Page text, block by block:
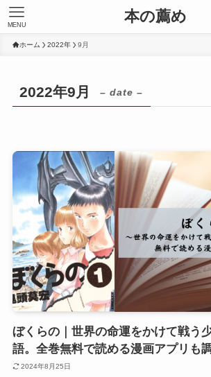
本の薦め
MENU
ホーム 2022年 9月
2022年9月 – date –
ぼくらの｜世界の命運をかけて戦う
語。全巻無料で読める漫画アプリも
2024年8月25日